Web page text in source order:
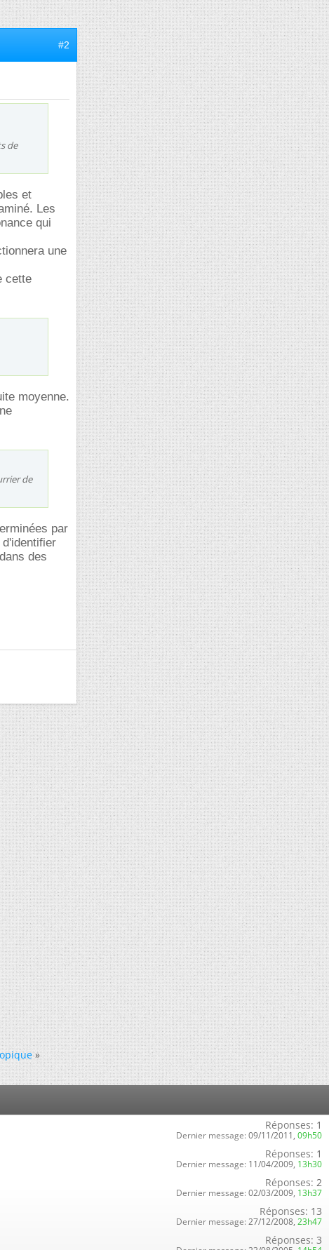
#2
de
et
Les
qui
une
cette
moyenne.
de
par
des
»
Réponses: 1
Dernier message: 09/11/2011, 09h50
Réponses: 1
Dernier message: 11/04/2009, 13h30
Réponses: 2
Dernier message: 02/03/2009, 13h37
Réponses: 13
Dernier message: 27/12/2008, 23h47
Réponses: 3